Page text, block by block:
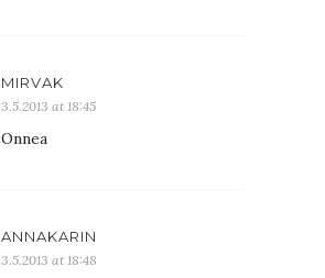
MIRVAK
3.5.2013 at 18:45
Onnea
ANNAKARIN
3.5.2013 at 18:48